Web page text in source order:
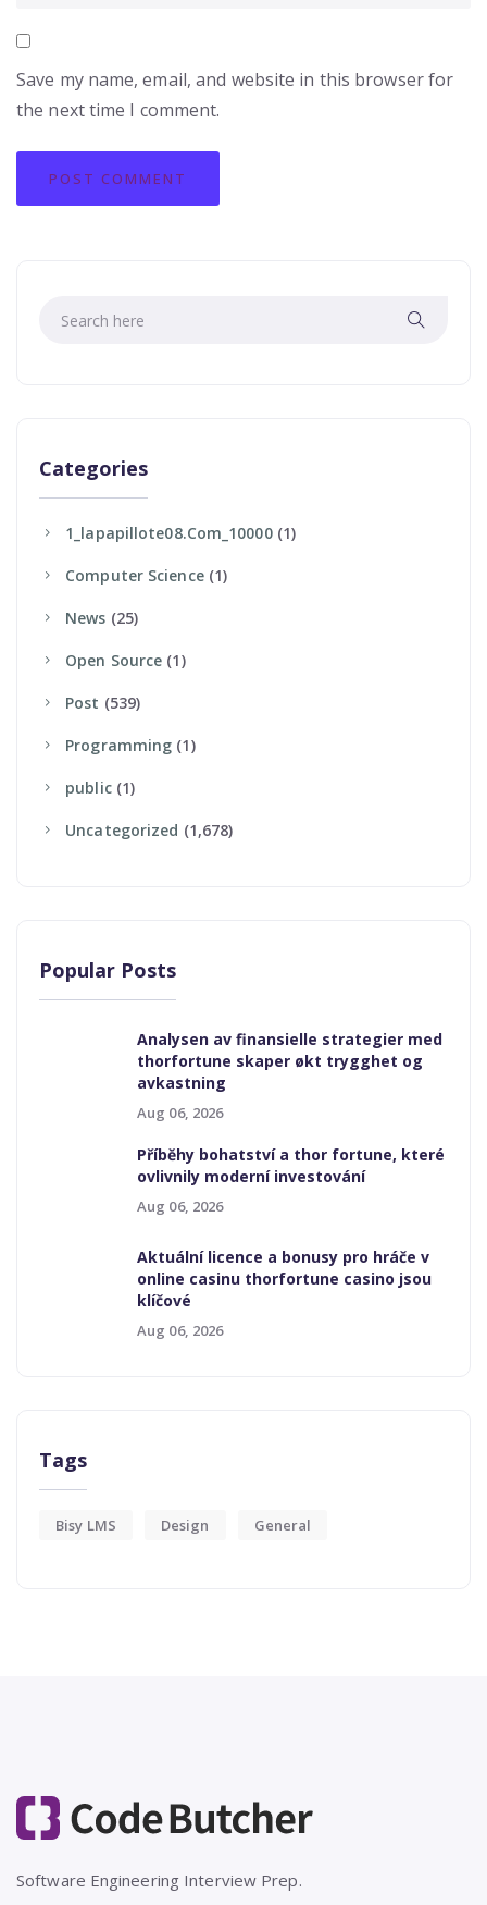
Save my name, email, and website in this browser for
the next time I comment.
Categories
1_lapapillote08.com_10000(1)
Computer Science(1)
News (25)
Open Source (1)
Post (539)
Programming (1)
Public(1)
Uncategorized (1,678)
Popular Posts
Analysen av finansielle strategier med
thorfortune skaper økt trygghet og
avkastning
Aug 06, 2026
Příběhy bohatství a thor fortune, které
ovlivnily moderní investování
Aug 06, 2026
Aktuální licence a bonusy pro hráče v
online casinu thorfortune casino jsou
klíčové
Aug 06, 2026
Tags
Bisy LMS Design General
Software Engineering Interview Prep.